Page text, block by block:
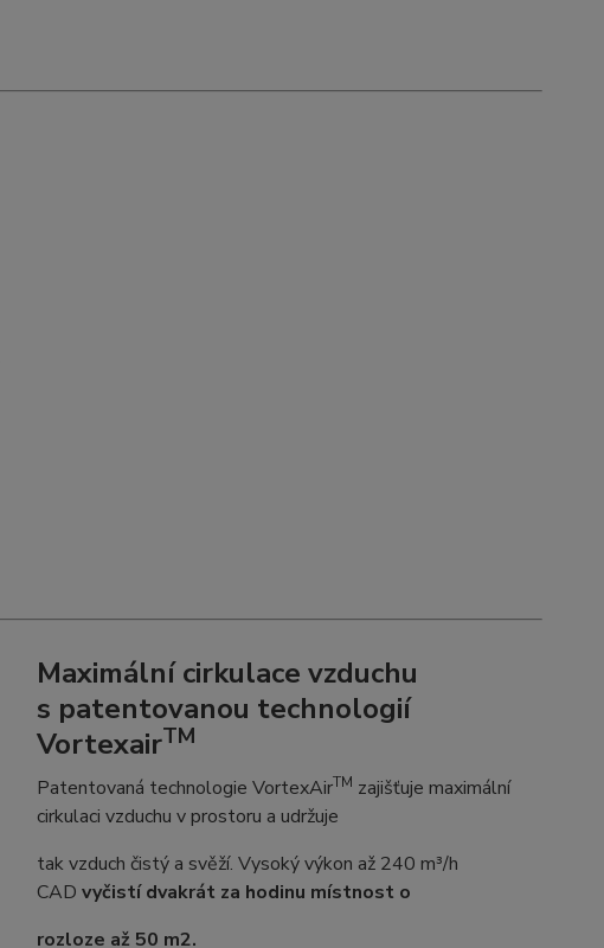
Maximální cirkulace vzduchu
s patentovanou technologií
VortexairTM
Patentovaná technologie VortexAirTM zajišťuje maximální
cirkulaci vzduchu v prostoru a udržuje
tak vzduch čistý a svěží. Vysoký výkon až 240 m³/h
CAD vyčistí dvakrát za hodinu místnost o
rozloze až 50 m2.